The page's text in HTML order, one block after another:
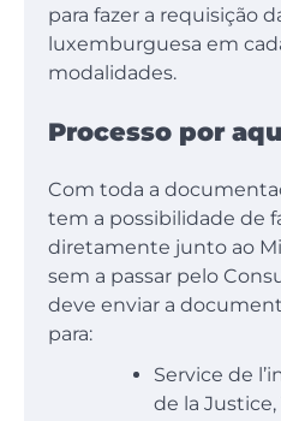
para fazer a requisição
luxemburguesa em
modalidades.
Processo por
Com toda a
tem a possibilidade de
diretamente junto ao
sem a passar pelo
deve enviar a
para:
Service de
de la Justice,